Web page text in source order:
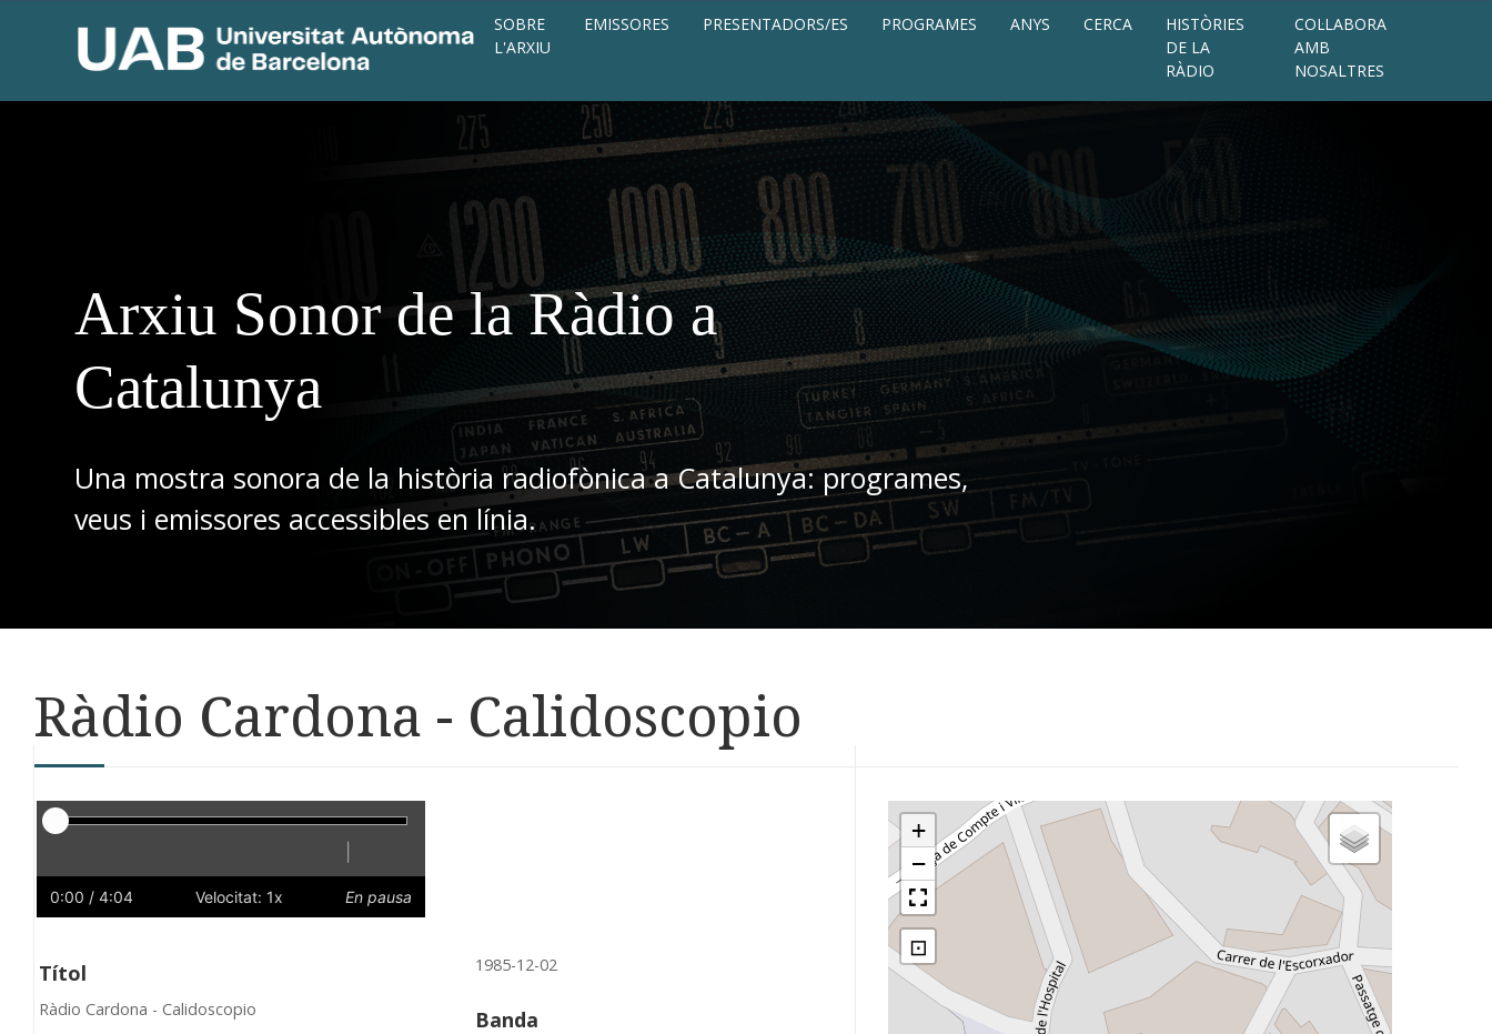
SOBRE
L'ARXIU
EMISSORES PRESENTADORS/ES PROGRAMES ANYS CERCA
HISTÒRIES
DE LA
RÀDIO
COL·LABORA
AMB
NOSALTRES
Arxiu Sonor de la Ràdio a
Catalunya
Una mostra sonora de la història radiofònica a Catalunya: programes,
veus i emissores accessibles en línia.
Ràdio Cardona - Calidoscopio
Reproductor
Lent
0:00 / 4:04 Velocitat: 1x En pausa
Títol
Ràdio Cardona - Calidoscopio
1985-12-02
Banda
+
−
⊡